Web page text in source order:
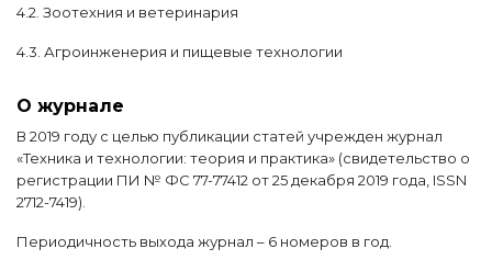
4.2. Зоотехния и ветеринария
4.3. Агроинженерия и пищевые технологии
О журнале
В 2019 году с целью публикации статей учрежден журнал
«Техника и технологии: теория и практика» (свидетельство о
регистрации ПИ № ФС 77-77412 от 25 декабря 2019 года, ISSN
2712-7419).
Периодичность выхода журнал – 6 номеров в год.